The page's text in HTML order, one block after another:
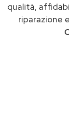
qualità,
riparazione e